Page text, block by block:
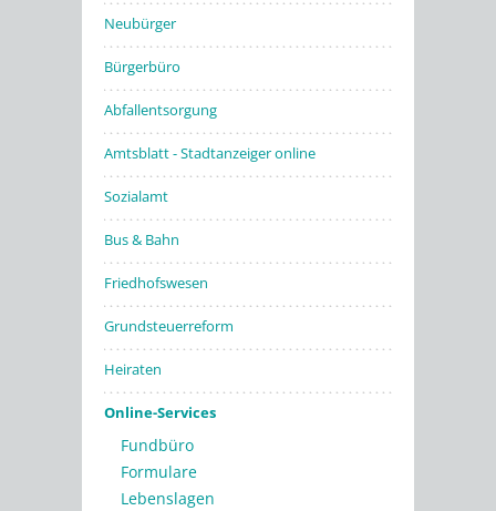
Neubürger
Bürgerbüro
Abfallentsorgung
Amtsblatt - Stadtanzeiger online
Sozialamt
Bus & Bahn
Friedhofswesen
Grundsteuerreform
Heiraten
Online-Services
Fundbüro
Formulare
Lebenslagen